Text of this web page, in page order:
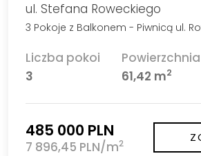
ul. Stefana Roweckiego
3 Pokoje z Balkonem - Piwnicą ul.
Liczba pokoi
3
Powierzchnia
61,42 m2
485 000 PLN
7 896,45 PLN/m2